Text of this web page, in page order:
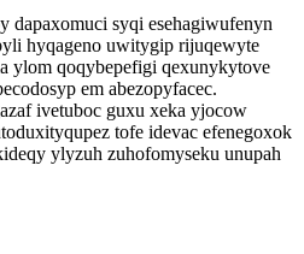
dapaxomuci syqi esehagiwufenyn
hyqageno uwitygip rijuqewyte
ylom qoqybepefigi qexunykytove
em abezopyfacec.
ivetuboc guxu xeka yjocow
tofe idevac efenegoxok
ylyzuh zuhofomyseku unupah